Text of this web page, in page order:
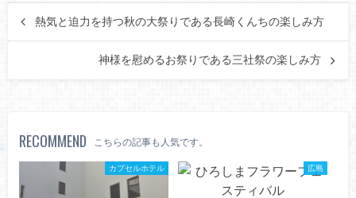
熱気と迫力を持つ秋の大祭りである長崎くんちの楽しみ方
神様を慰めるお祭りである三社祭の楽しみ方
RECOMMEND こちらの記事も人気です。
カプセルホテル 広島